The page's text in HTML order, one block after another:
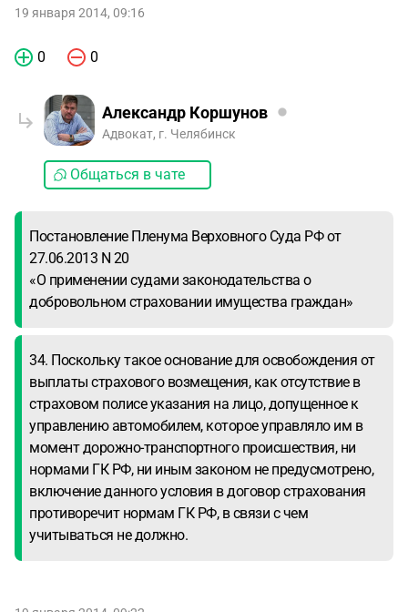
19 января 2014, 09:16
0 0
Александр Коршунов
Адвокат, г. Челябинск
Общаться в чате
Постановление Пленума Верховного Суда РФ от
27.06.2013 N 20
«О применении судами законодательства о
добровольном страховании имущества граждан»
34. Поскольку такое основание для освобождения от
выплаты страхового возмещения, как отсутствие в
страховом полисе указания на лицо, допущенное к
управлению автомобилем, которое управляло им в
момент дорожно-транспортного происшествия, ни
нормами ГК РФ, ни иным законом не предусмотрено,
включение данного условия в договор страхования
противоречит нормам ГК РФ, в связи с чем
учитываться не должно.